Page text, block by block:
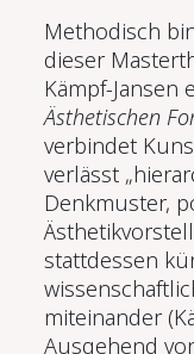
Methodisch
dieser
Kämpf-Jansen
Ästhetischen
verbindet
verlässt
Denkmuster,
stattdessen
miteinander
Ausgehend